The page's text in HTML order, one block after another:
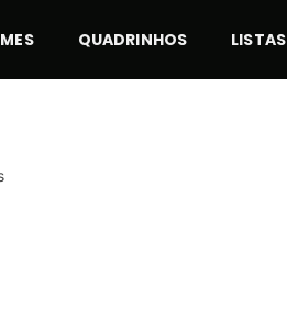
QUADRINHOS LISTAS